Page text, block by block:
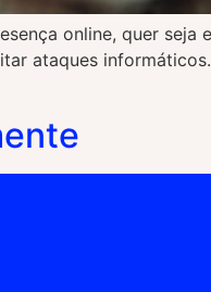
online, quer seja
ataques informáticos.